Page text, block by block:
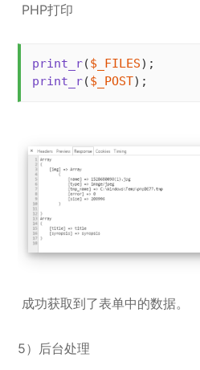
PHP打印
print_r($_FILES
print_r($_POST);
成功获取到了表单中的数据。
5）后台处理